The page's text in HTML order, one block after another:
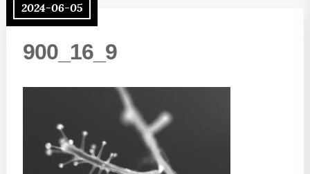
2024-06-05
900_16_9